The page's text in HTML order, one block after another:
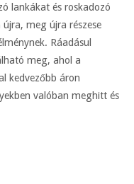
lankákat és roskadozó
meg újra részese
Ráadásul
meg, ahol a
kedvezőbb áron
valóban meghitt és